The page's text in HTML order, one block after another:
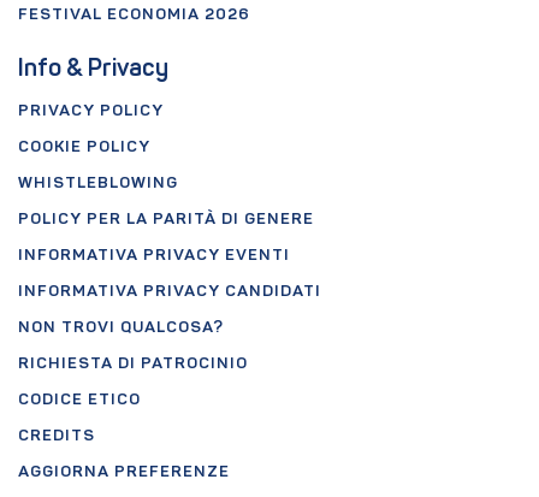
FESTIVAL ECONOMIA 2026
Info & Privacy
PRIVACY POLICY
COOKIE POLICY
WHISTLEBLOWING
POLICY PER LA PARITÀ DI GENERE
INFORMATIVA PRIVACY EVENTI
INFORMATIVA PRIVACY CANDIDATI
NON TROVI QUALCOSA?
RICHIESTA DI PATROCINIO
CODICE ETICO
CREDITS
AGGIORNA PREFERENZE